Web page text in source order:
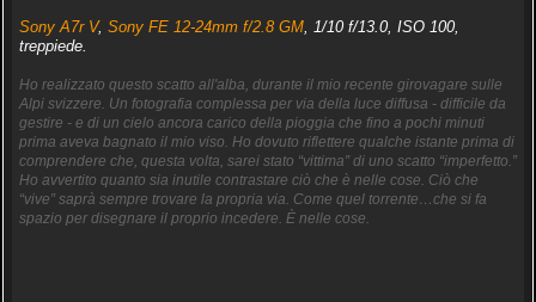
Sony A7r V, Sony FE 12-24mm f/2.8 GM, 1/10 f/13.0, ISO 100,
treppiede.
Ho realizzato questo scatto all'alba, durante il mio recente girovagare sulle
Alpi svizzere. Un fotografia complessa per via della luce diffusa - difficile da
gestire - e di un cielo ancora carico della pioggia che fino a pochi minuti
prima aveva bagnato il mio viso. Ho dovuto riflettere qualche istante prima di
comprendere che, questa volta, sarei stato “vittima” di uno scatto “imperfetto.”
Ho avvertito quanto sia inutile contrastare ciò che è nelle cose. Ciò che
“vive” saprà sempre trovare la propria via. Come quel torrente…che si fa
spazio per disegnare il proprio incedere. È nelle cose.